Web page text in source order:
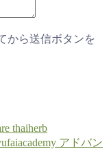
から送信ボタンを
thaiherb
アドバン